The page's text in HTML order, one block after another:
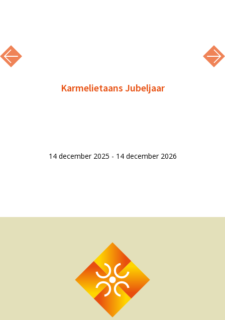
Karmelietaans Jubeljaar
14 december 2025 - 14 december 2026